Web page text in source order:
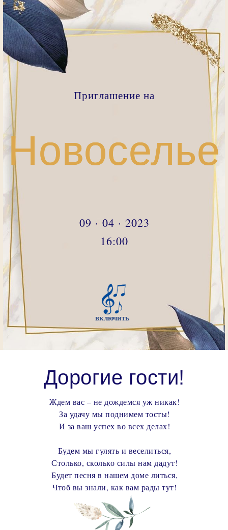
Приглашение на
09 · 04 · 2023
16:00
Новоселье
включить
Ждем вас – не дождемся уж никак!
За удачу мы поднимем тосты!
И за ваш успех во всех делах!
Будем мы гулять и веселиться,
Столько, сколько силы нам дадут!
Будет песня в нашем доме литься,
Чтоб вы знали, как вам рады тут!
Дорогие гости!